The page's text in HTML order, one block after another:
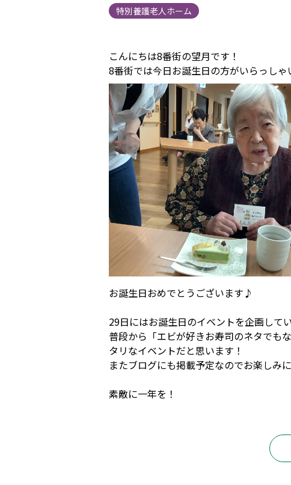
特別養護老人ホーム
こんにちは8番街の望月です！
8番街では今日お誕生日の方がいらっしゃ
お誕生日おめでとうございます♪
29日にはお誕生日のイベントを企画して
普段から「エビが好きお寿司のネタでも
タリなイベントだと思います！
またブログにも掲載予定なのでお楽しみ
素敵に一年を！